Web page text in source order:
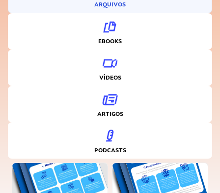
ARQUIVOS
EBOOKS
VÍDEOS
ARTIGOS
PODCASTS